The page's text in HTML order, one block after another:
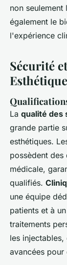
non
également le
l'expérience
Sécurité
La qualité des
grande partie
esthétiques.
possèdent des
médicale,
qualifiés.
une équipe
patients et à
traitements
les
avancées pour